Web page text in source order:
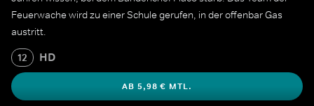
Feuerwache wird zu einer Schule gerufen, in der offenbar Gas
austritt.
12 HD
AB 5,98 € MTL.